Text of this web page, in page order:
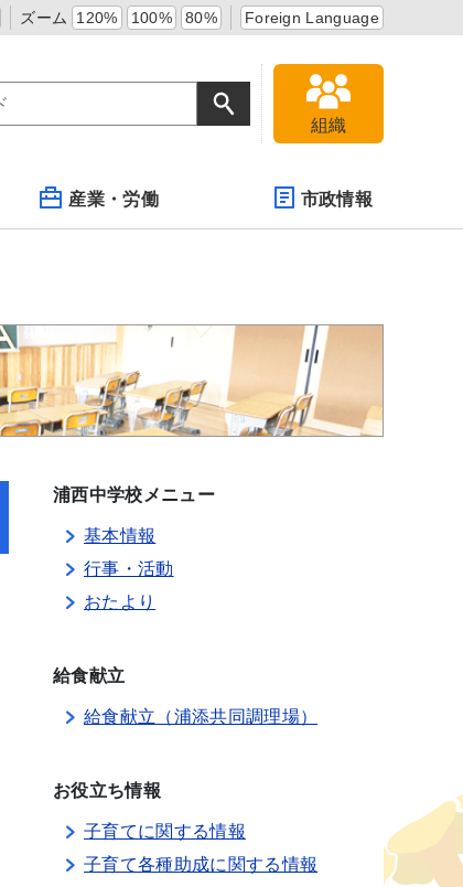
ズーム 120% 100% 80% Foreign Language
組織
産業・労働 市政情報
浦西中学校メニュー
基本情報
行事・活動
おたより
給食献立
給食献立（浦添共同調理場）
お役立ち情報
子育てに関する情報
子育て各種助成に関する情報